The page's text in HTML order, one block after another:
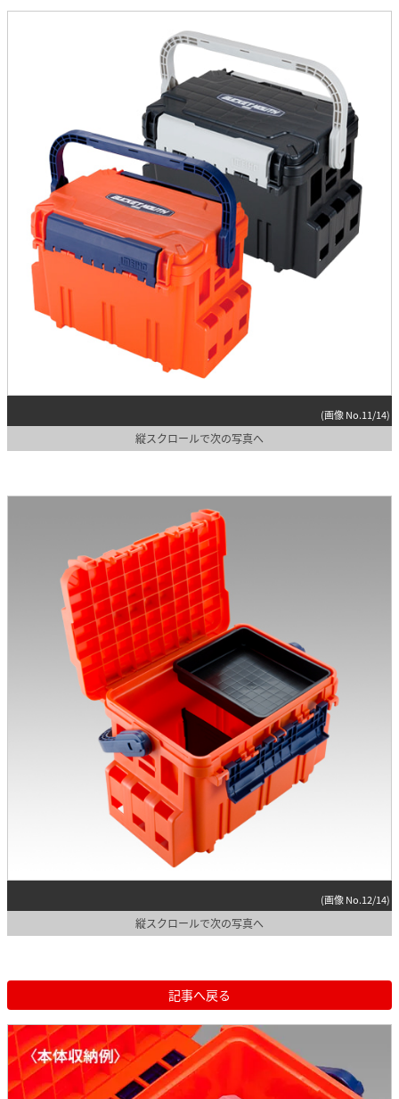
(画像 No.11/14)
縦スクロールで次の写真へ
(画像 No.12/14)
縦スクロールで次の写真へ
記事へ戻る